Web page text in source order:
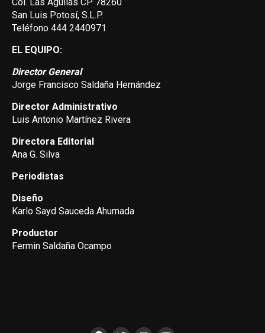
San Luis Potosí, S.L.P.
Teléfono 444 2440971
EL EQUIPO:
Director General
Jorge Francisco Saldaña Hernández
Director Administrativo
Luis Antonio Martínez Rivera
Directora Editorial
Ana G. Silva
Periodistas
Diseño
Karlo Sayd Sauceda Ahumada
Productor
Fermin Saldaña Ocampo